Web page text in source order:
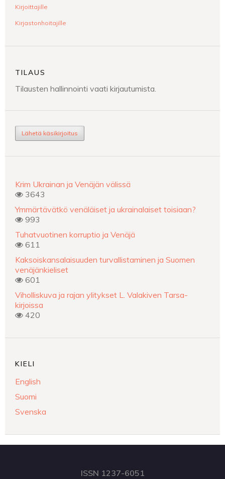
Kirjoittajille
Kirjastonhoitajille
TILAUS
Tilausten hallinnointi vaati kirjautumista.
Lähetä käsikirjoitus
Krim Ukrainan ja Venäjän välissä
3643
Ymmärtävätkö venäläiset ja ukrainalaiset toisiaan?
993
Tuhatvuotinen korruptio ja Venäjä
611
Kaksoiskansalaisuuden turvallistaminen ja Suomen
venäjänkieliset
601
Viholliskuva ja rajan ylitykset L. Valakiven Tarsa-
kirjoissa
420
KIELI
English
Suomi
Svenska
ISSN 1237-6051